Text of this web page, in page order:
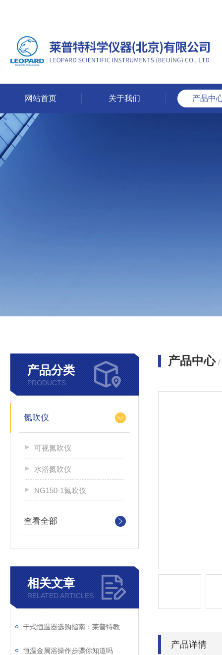
网站首页 关于我们 产品中
产品分类
PRODUCTS
氮吹仪
可视氮吹仪
水浴氮吹仪
NG150-1氮吹仪
查看全部
相关文章
RELATED ARTICLES
恒温金属浴操作步骤你知道吗
产品中心 /
产品详情